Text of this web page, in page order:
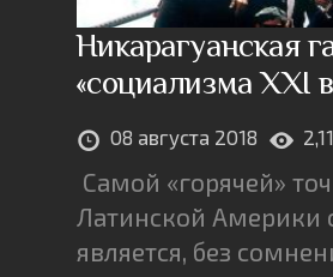
Никарагуанская
«социализма XXI
08 августа 2018
Самой «горячей»
Латинской Америки
является, без